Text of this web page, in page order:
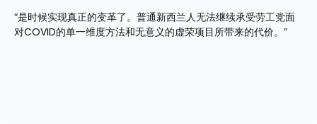
“是时候实现真正的变革了。普通新西兰人无法继续承受劳工党面
对COVID的单一维度方法和无意义的虚荣项目所带来的代价。”